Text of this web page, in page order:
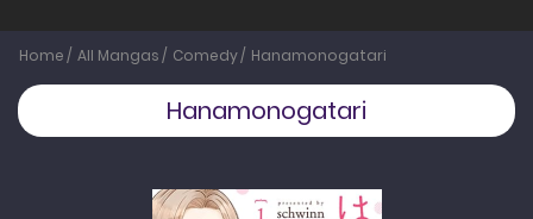
Home All Mangas Comedy Hanamonogatari
Hanamonogatari